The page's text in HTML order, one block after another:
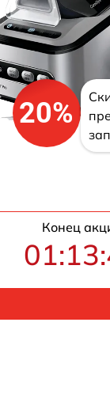
20%
Конец